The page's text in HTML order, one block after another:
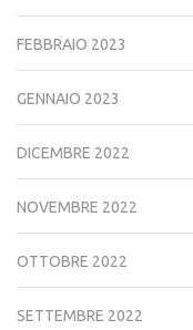
FEBBRAIO 2023
GENNAIO 2023
DICEMBRE 2022
NOVEMBRE 2022
OTTOBRE 2022
SETTEMBRE 2022